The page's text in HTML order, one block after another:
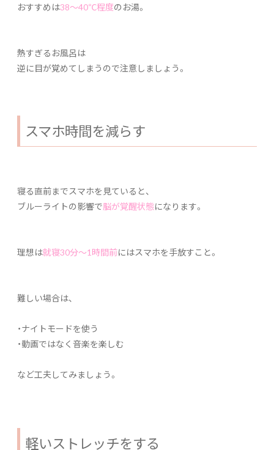
おすすめは38〜40℃程度のお湯。
熱すぎるお風呂は
逆に目が覚めてしまうので注意しましょう。
スマホ時間を減らす
寝る直前までスマホを見ていると、
ブルーライトの影響で脳が覚醒状態になります。
理想は就寝30分〜1時間前にはスマホを手放すこと。
難しい場合は、
・ナイトモードを使う
・動画ではなく音楽を楽しむ
など工夫してみましょう。
軽いストレッチをする